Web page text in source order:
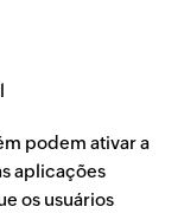
podem ativar a
aplicações
os usuários